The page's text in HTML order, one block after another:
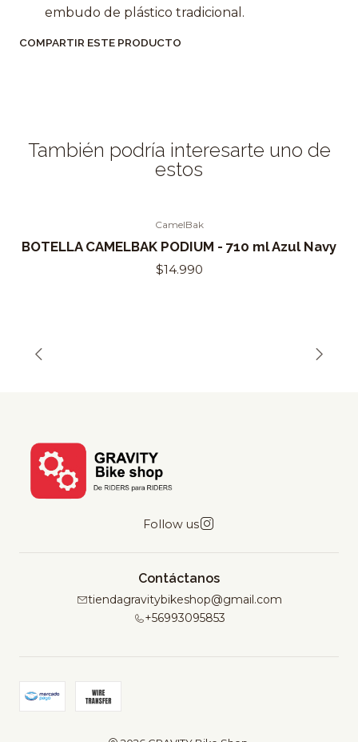
embudo de plástico tradicional.
COMPARTIR ESTE PRODUCTO
También podría interesarte uno de
estos
CamelBak
BOTELLA CAMELBAK PODIUM - 710 ml Azul Navy
$14.990
Follow us
Contáctanos
tiendagravitybikeshop@gmail.com
+56993095853